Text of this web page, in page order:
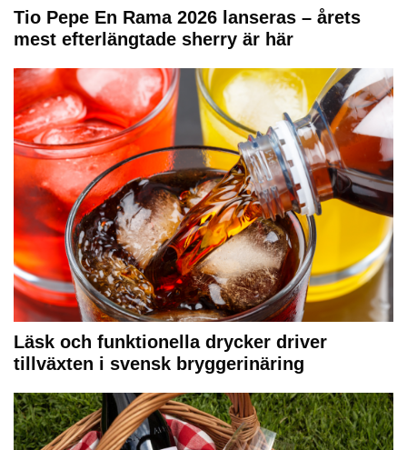
Tio Pepe En Rama 2026 lanseras – årets
mest efterlängtade sherry är här
Läsk och funktionella drycker driver
tillväxten i svensk bryggerinäring